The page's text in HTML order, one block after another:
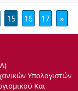
15 16 17 »
Υπολογιστών
Και